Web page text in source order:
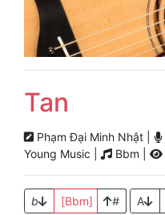
Tan
Phạm Đại Minh Nhật |
Young Music |
Bbm |
b [Bbm] # A